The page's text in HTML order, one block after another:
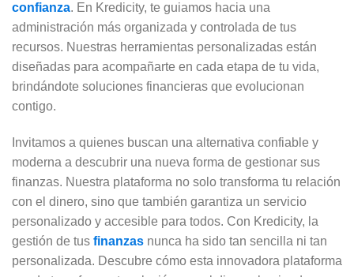
confianza. En Kredicity, te guiamos hacia una
administración más organizada y controlada de tus
recursos. Nuestras herramientas personalizadas están
diseñadas para acompañarte en cada etapa de tu vida,
brindándote soluciones financieras que evolucionan
contigo.
Invitamos a quienes buscan una alternativa confiable y
moderna a descubrir una nueva forma de gestionar sus
finanzas. Nuestra plataforma no solo transforma tu relación
con el dinero, sino que también garantiza un servicio
personalizado y accesible para todos. Con Kredicity, la
gestión de tus finanzas nunca ha sido tan sencilla ni tan
personalizada. Descubre cómo esta innovadora plataforma